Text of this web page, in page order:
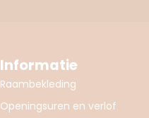
Informatie
Raambekleding
Openingsuren en verlof